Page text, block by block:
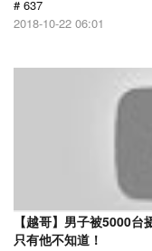
# 637
2018-10-22 06:01
【越哥】男子被5000
只有他不知道！